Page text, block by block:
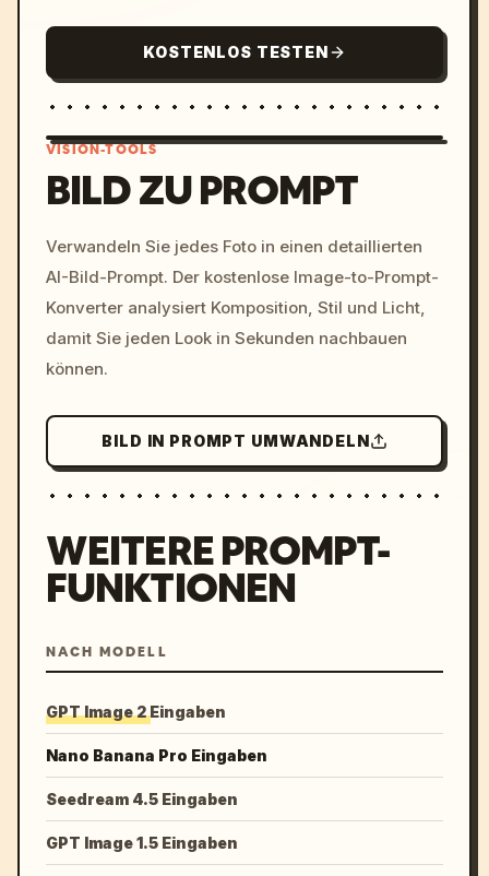
KOSTENLOS TESTEN
c, cyberpunk sunset, neon
colors, 8k --v 6.0
VISION-TOOLS
BILD ZU PROMPT
Verwandeln Sie jedes Foto in einen detaillierten
AI-Bild-Prompt. Der kostenlose Image-to-Prompt-
Konverter analysiert Komposition, Stil und Licht,
damit Sie jeden Look in Sekunden nachbauen
können.
BILD IN PROMPT UMWANDELN
WEITERE PROMPT-
FUNKTIONEN
NACH MODELL
GPT Image 2 Eingaben
Nano Banana Pro Eingaben
Seedream 4.5 Eingaben
GPT Image 1.5 Eingaben